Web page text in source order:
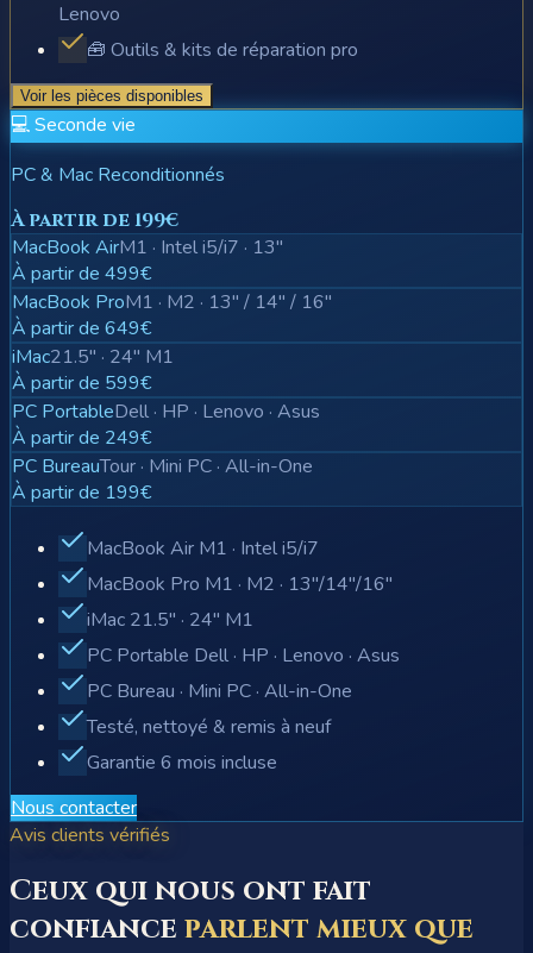
Lenovo
🧰 Outils & kits de réparation pro
Voir les pièces disponibles
💻 Seconde vie
PC & Mac Reconditionnés
À partir de 199€
MacBook AirM1 · Intel i5/i7 · 13"
À partir de 499€
MacBook ProM1 · M2 · 13" / 14" / 16"
À partir de 649€
iMac21.5" · 24" M1
À partir de 599€
PC PortableDell · HP · Lenovo · Asus
À partir de 249€
PC BureauTour · Mini PC · All-in-One
À partir de 199€
MacBook Air M1 · Intel i5/i7
MacBook Pro M1 · M2 · 13"/14"/16"
iMac 21.5" · 24" M1
PC Portable Dell · HP · Lenovo · Asus
PC Bureau · Mini PC · All-in-One
Testé, nettoyé & remis à neuf
Garantie 6 mois incluse
Nous contacter
Avis clients vérifiés
Ceux qui nous ont fait
confianceparlent mieux que